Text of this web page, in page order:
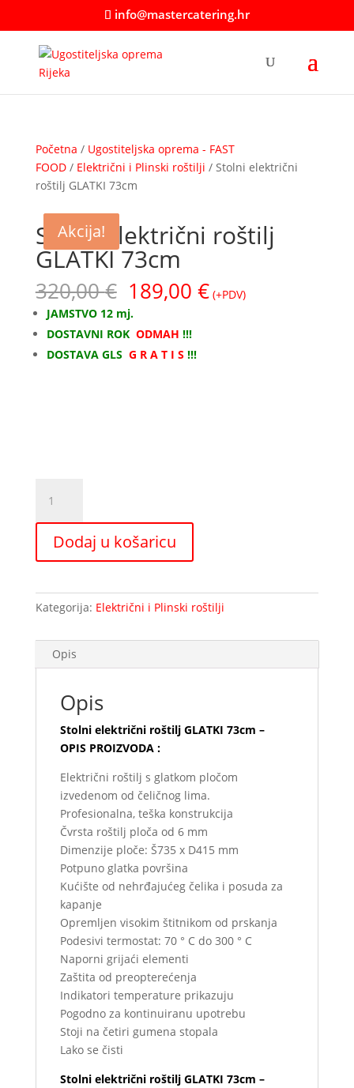
info@mastercatering.hr
Početna / Ugostiteljska oprema - FAST
FOOD/ Električni i Plinski roštilji / Stolni električni
roštilj GLATKI 73cm
Akcija!
Stolni električni roštilj
GLATKI 73cm
320,00€ Izvorna
cijena
bila
je:
320,00 €.
189,00 €Trenutna
cijena
(+PDV)
JAMSTVO 12 mj.
DOSTAVNI ROK ODMAH !!!
DOSTAVA GLS G R A T I S !!!
električni
roštilj
GLATKI
73cm
Dodaj u košaricu
Kategorija: Električni i Plinski roštilji
Opis
Opis
Stolni električni roštilj GLATKI 73cm –
OPIS PROIZVODA :
Električni roštilj s glatkom pločom
izvedenom od čeličnog lima.
Profesionalna, teška konstrukcija
Čvrsta roštilj ploča od 6 mm
Dimenzije ploče: Š735 x D415 mm
Potpuno glatka površina
Kućište od nehrđajućeg čelika i posuda za
kapanje
Opremljen visokim štitnikom od prskanja
Podesivi termostat: 70 ° C do 300 ° C
Naporni grijaći elementi
Zaštita od preopterećenja
Indikatori temperature prikazuju
Pogodno za kontinuiranu upotrebu
Stoji na četiri gumena stopala
Lako se čisti
Stolni električni roštilj GLATKI 73cm –
Akcija!